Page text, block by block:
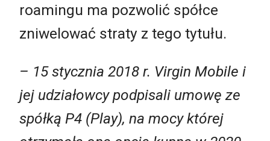
roamingu ma pozwolić spółce
zniwelować straty z tego tytułu.
– 15 stycznia 2018 r. Virgin Mobile i
jej udziałowcy podpisali umowę ze
spółką P4 (Play), na mocy której